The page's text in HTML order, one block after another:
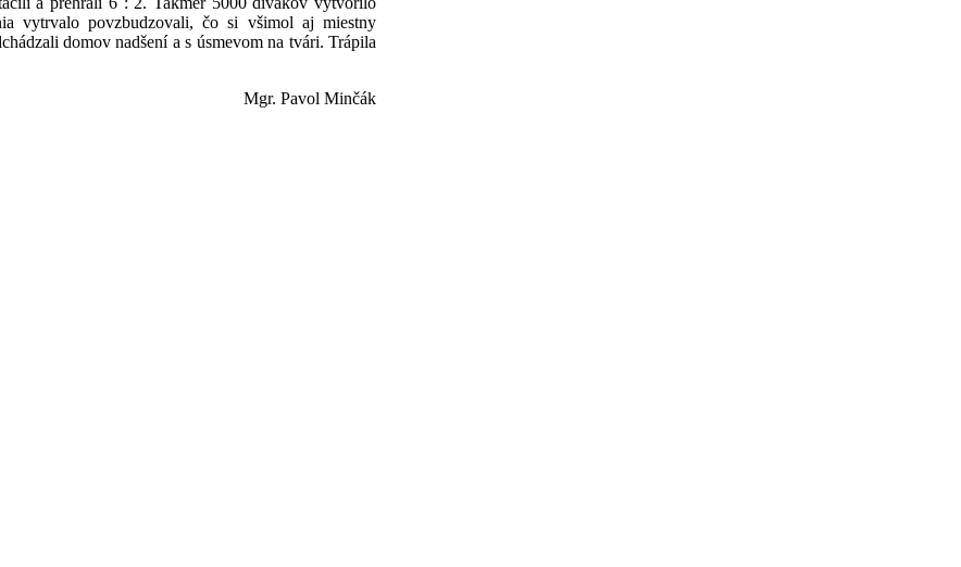
vytrvalo povzbudzovali, čo si všimol aj miestny
domov nadšení a s úsmevom na tvári. Trápila
Mgr. Pavol Minčák